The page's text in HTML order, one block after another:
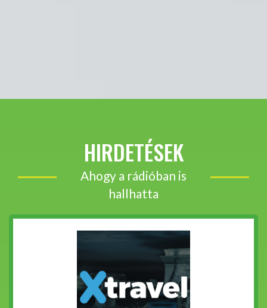
HIRDETÉSEK
Ahogy a rádióban is
hallhatta